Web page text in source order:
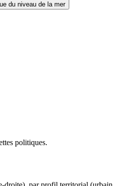
du niveau de la mer
politiques.